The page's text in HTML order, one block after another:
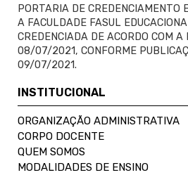
PORTARIA DE CREDENCIAMENTO
A FACULDADE FASUL
CREDENCIADA DE ACORDO COM
08/07/2021, CONFORME
09/07/2021.
INSTITUCIONAL
ORGANIZAÇÃO ADMINISTRATIVA
CORPO DOCENTE
QUEM SOMOS
MODALIDADES DE ENSINO